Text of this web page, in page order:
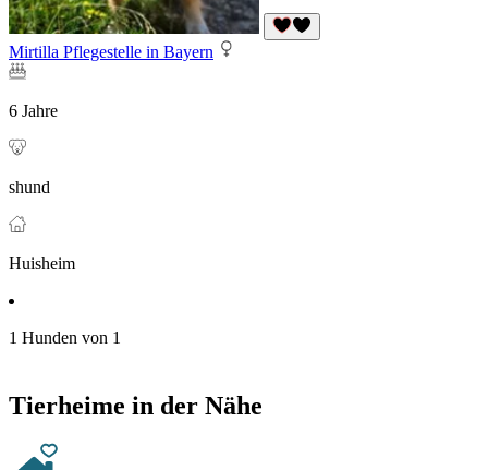
Mirtilla Pflegestelle in Bayern
6 Jahre
shund
Huisheim
1 Hunden von 1
Tierheime in der Nähe